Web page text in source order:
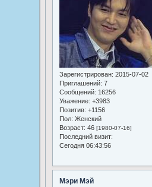
Зарегистрирован: 2015-07-02
Приглашений: 7
Сообщений: 16256
Уважение: +3983
Позитив: +1156
Пол: Женский
Возраст: 46 [1980-07-16]
Последний визит:
Сегодня 06:43:56
Мэри Мэй